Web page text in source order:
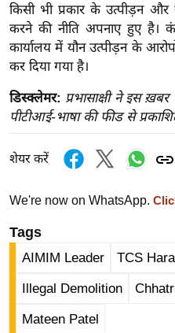
म
नो
रं
ज
न
ज
ग
त
ली
ड
हॉ
ली
ड
किसी भी प्रकार के उत्पीड़न और
करने की नीति अपनाए हुए है।
कार्यालय में यौन उत्पीड़न के
कर दिया गया है।
डिस्क्लेमर: प्रभासाक्षी ने इस
पीटीआई-भाषा की फीड से
शेयर करें
We're now on WhatsApp.
Tags
AIMIM Leader TCS
Illegal Demolition
Mateen Patel